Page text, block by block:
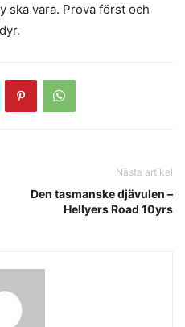
ska vara. Prova först och
Nästa artikel
Den tasmanske djävulen –
Hellyers Road 10yrs